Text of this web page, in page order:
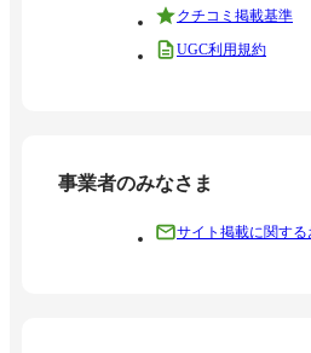
クチコミ掲載基準
UGC利用規約
事業者のみなさま
サイト掲載に関す